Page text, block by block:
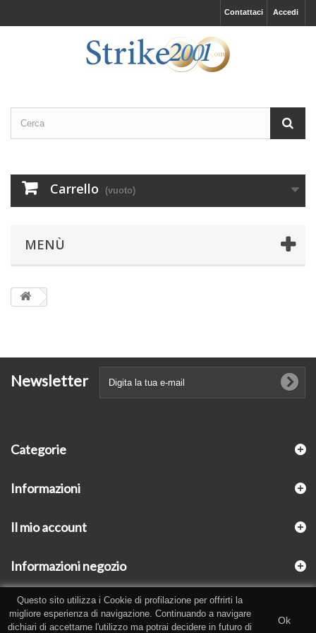
Accedi
Contattaci
Carrello (vuoto)
MENÙ
Newsletter
Categorie
Informazioni
Il mio account
Informazioni negozio
Questo sito utilizza i Cookie di profilazione per offrirti la
migliore esperienza di navigazione. Continuando a navigare
dichiari di accettarne l'utilizzo ma potrai decidere in futuro di
Ok